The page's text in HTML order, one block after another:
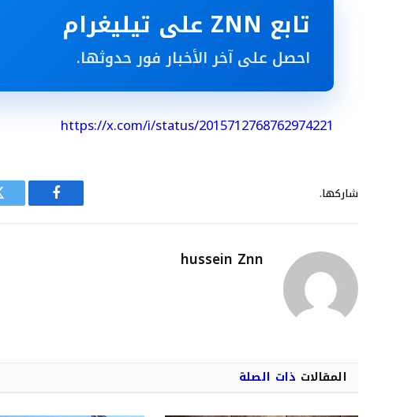
تابع ZNN على تيليغرام
احصل على آخر الأخبار فور حدوثها.
https://x.com/i/status/2015712768762974221
شاركها.
فيسبوك
hussein Znn
المقالات ذات الصلة